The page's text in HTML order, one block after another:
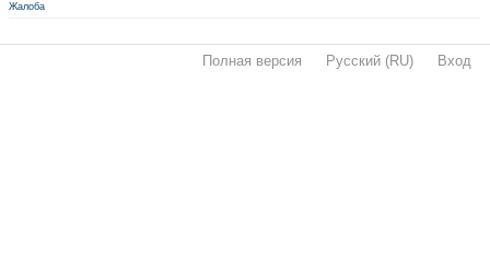
Жалоба
Полная версия Русский (RU) Вход